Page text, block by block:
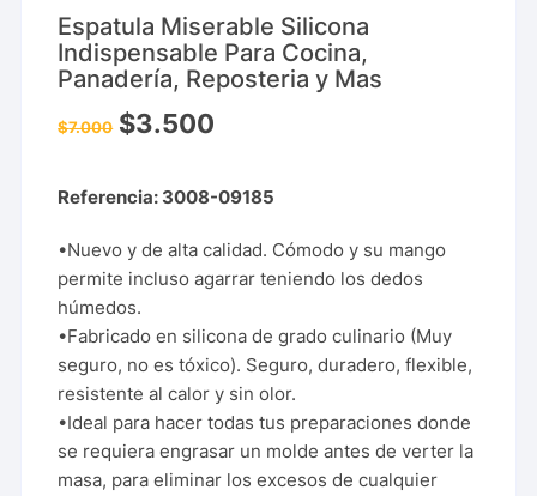
Espatula Miserable Silicona
Indispensable Para Cocina,
Panadería, Reposteria y Mas
$7.000 $3.500
Referencia: 3008-09185
•Nuevo y de alta calidad. Cómodo y su mango
permite incluso agarrar teniendo los dedos
húmedos.
•Fabricado en silicona de grado culinario (Muy
seguro, no es tóxico). Seguro, duradero, flexible,
resistente al calor y sin olor.
•Ideal para hacer todas tus preparaciones donde
se requiera engrasar un molde antes de verter la
masa, para eliminar los excesos de cualquier